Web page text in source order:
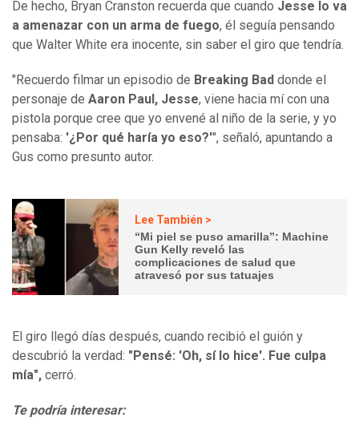
De hecho, Bryan Cranston recuerda que cuando Jesse lo va
a amenazar con un arma de fuego, él seguía pensando
que Walter White era inocente, sin saber el giro que tendría.
"Recuerdo filmar un episodio de Breaking Bad donde el
personaje de Aaron Paul, Jesse, viene hacia mí con una
pistola porque cree que yo envené al niño de la serie, y yo
pensaba: '¿Por qué haría yo eso?'", señaló, apuntando a
Gus como presunto autor.
Lee También >
“Mi piel se puso amarilla”: Machine
Gun Kelly reveló las
complicaciones de salud que
atravesó por sus tatuajes
El giro llegó días después, cuando recibió el guión y
descubrió la verdad: "Pensé: 'Oh, sí lo hice'. Fue culpa
mía", cerró.
Te podría interesar: